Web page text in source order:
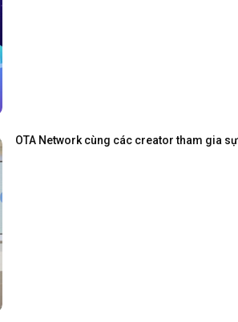
OTA Network cùng các creator tham gia